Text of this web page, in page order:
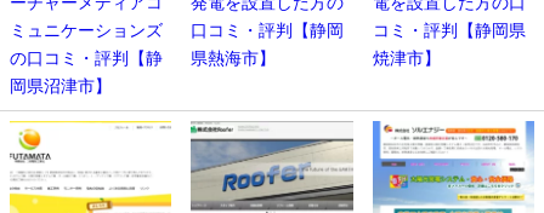
ミュニケーションズ
の口コミ・評判【静
岡県沼津市】
口コミ・評判【静岡
県熱海市】
コミ・評判【静岡県
焼津市】